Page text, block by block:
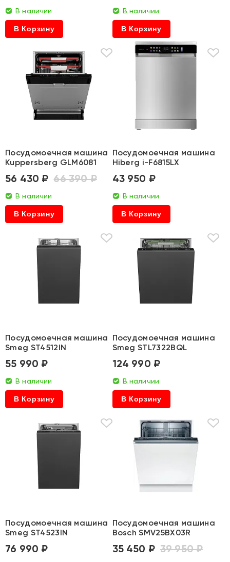
В наличии
В Корзину
В наличии
В Корзину
Посудомоечная машина
Kuppersberg GLM6081
56 430 ₽ 66 390 ₽
В наличии
В Корзину
Посудомоечная машина
Hiberg i-F6815LX
43 950 ₽
В наличии
В Корзину
Посудомоечная машина
Smeg ST4512IN
55 990 ₽
В наличии
В Корзину
Посудомоечная машина
Smeg STL7322BQL
124 990 ₽
В наличии
В Корзину
Посудомоечная машина
Smeg ST4523IN
76 990 ₽
Посудомоечная машина
Bosch SMV25BX03R
35 450 ₽ 39 950 ₽